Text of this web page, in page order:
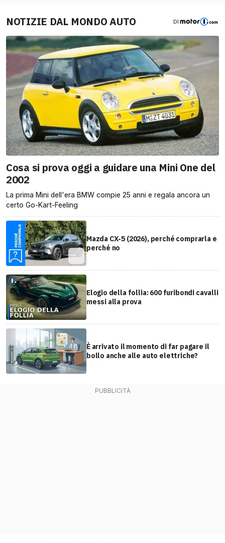
NOTIZIE DAL MONDO AUTO DI
Cosa si prova oggi a guidare una Mini One del
2002
La prima Mini dell'era BMW compie 25 anni e regala ancora un
certo Go-Kart-Feeling
Mazda CX-5 (2026), perché comprarla e
perché no
Elogio della follia: 600 furibondi cavalli
messi alla prova
È arrivato il momento di far pagare il
bollo anche alle auto elettriche?